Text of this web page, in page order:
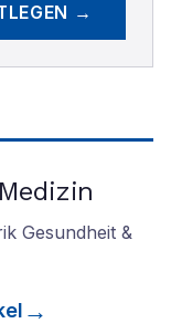
→
Gesundheit &